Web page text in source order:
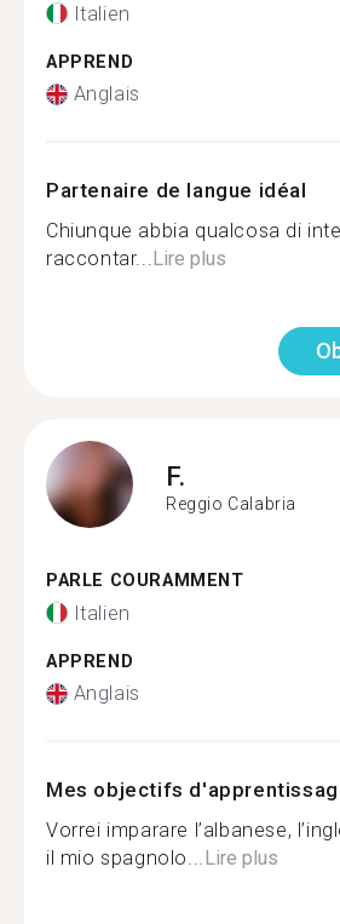
Italien
APPREND
Anglais
Partenaire de langue idéal
Chiunque abbia qualcosa di
raccontar...Lire plus
F.
Reggio Calabria
PARLE COURAMMENT
Italien
APPREND
Anglais
Mes objectifs
Vorrei imparare l’albanese,
il mio spagnolo...Lire plus